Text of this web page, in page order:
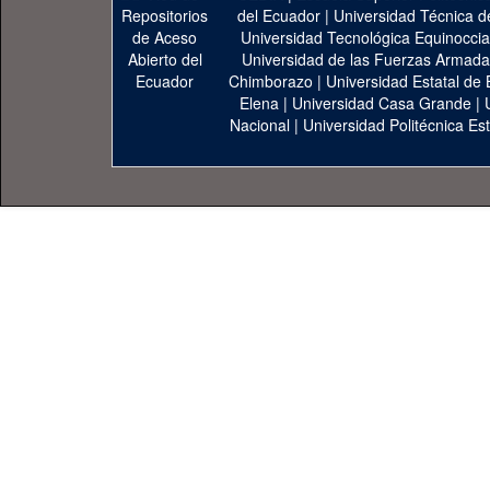
del Ecuador| Universidad Técnica
Universidad Tecnológica
Universidad de las Fuerzas
Chimborazo | Universidad Estatal de
Elena | Universidad Casa Grande |
Nacional | Universidad Politécnica